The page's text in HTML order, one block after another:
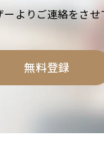
よりご連絡をさせ
無料登録